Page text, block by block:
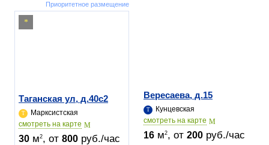
Приоритетное размещение
Таганская ул, д.40c2
Марксистская
cмотреть на карте
30 м2, от 800 руб./час
Вересаева, д.15
Кунцевская
cмотреть на карте
16 м2, от 200 руб./час